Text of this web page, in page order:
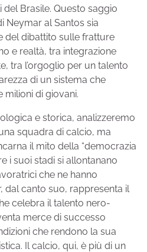
Brasile. Questo saggio
Neymar al Santos sia
del dibattito sulle fratture
e realtà, tra integrazione
tra l’orgoglio per un talento
di un sistema che
milioni di giovani.
e storica, analizzeremo
squadra di calcio, ma
il mito della “democrazia
i suoi stadi si allontanano
che ne hanno
dal canto suo, rappresenta il
celebra il talento nero-
merce di successo
che rendono la sua
Il calcio, qui, è più di un